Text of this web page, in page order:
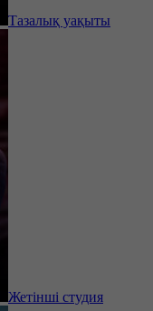
Тазалық уақыты
Жетінші студия